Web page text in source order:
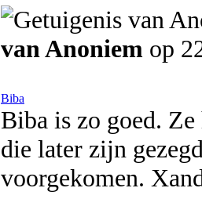
van Anoniem op
Biba
Biba is zo goed.
die later zijn
voorgekomen.